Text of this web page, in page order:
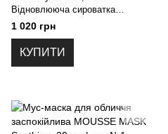
Відновлююча сироватка
навколо очей Hillary Anti-
fatigue, 10 мл
1 020 грн
КУПИТИ